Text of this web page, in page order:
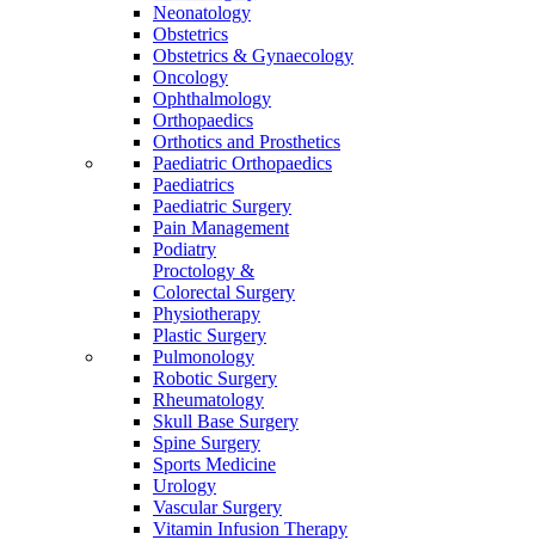
Neonatology
Obstetrics
Obstetrics & Gynaecology
Oncology
Ophthalmology
Orthopaedics
Orthotics and Prosthetics
Paediatric Orthopaedics
Paediatrics
Paediatric Surgery
Pain Management
Podiatry
Proctology &
Colorectal Surgery
Physiotherapy
Plastic Surgery
Pulmonology
Robotic Surgery
Rheumatology
Skull Base Surgery
Spine Surgery
Sports Medicine
Urology
Vascular Surgery
Vitamin Infusion Therapy